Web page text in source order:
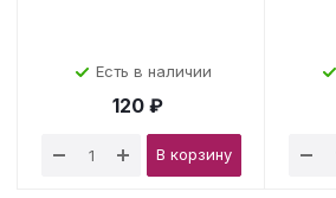
Есть в наличии
120 ₽
В корзину